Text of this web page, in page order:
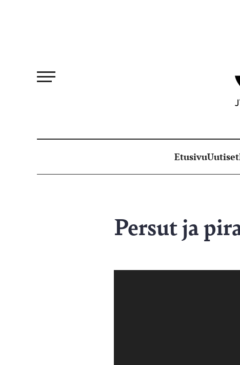
EtusivuUutiset
Persut ja